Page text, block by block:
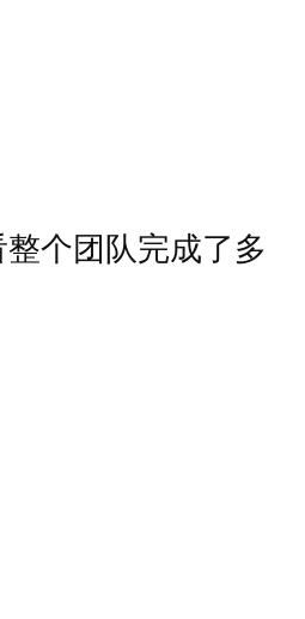
个团队完成了多